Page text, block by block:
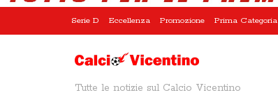
Serie D Eccellenza Promozione Prima Categoria
Tutte le notizie sul Calcio Vicentino